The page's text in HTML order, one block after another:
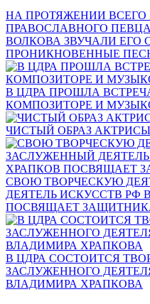
НА ПРОТЯЖЕНИИ ВСЕГО
ПРАВОСЛАВНОГО
ВОЛКОВА ЗВУЧАЛИ ЕГО
ПРОНИКНОВЕННЫЕ
В ЦДРА ПРОШЛА
КОМПОЗИТОРЕ И
ЧИСТЫЙ ОБРАЗ АКТРИСЫ
СВОЮ ТВОРЧЕСКУЮ
ДЕЯТЕЛЬ ИСКУССТВ РФ
ПОСВЯЩАЕТ
В ЦДРА СОСТОИТСЯ
ЗАСЛУЖЕННОГО
ВЛАДИМИРА ХРАПКОВА